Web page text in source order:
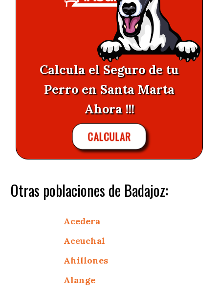
Calcula el Seguro de tu
Perro en Santa Marta
Ahora !!!
CALCULAR
Otras poblaciones de Badajoz:
Acedera
Aceuchal
Ahillones
Alange